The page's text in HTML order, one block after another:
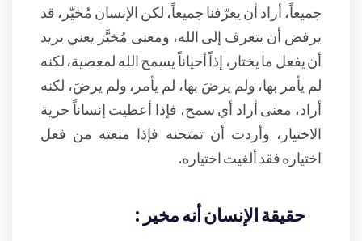
جميعاً، أراد أن يعرّفنا جميعاً، لكن الإنسان مُخيّر، قد
يرفض أن يتعرف إلى الله، ومعنى مُخيَّر يعني يريد
أن يفعل ما يختار، إذاً أحياناً يسمح الله لمعصية، لكنه
لم يأمر بها، ولم يرضَ بها، لم يأمر، ولم يرضَ، لكنه
أراد، معنى أراد أي سمح، فإذا أعطيت إنساناً حرية
الاختيار، وأردت أن تمتحنه فإذا منعته من فعل
اختياره فقد ألغيت اختياره.
حقيقة الإنسان أنه مخير :